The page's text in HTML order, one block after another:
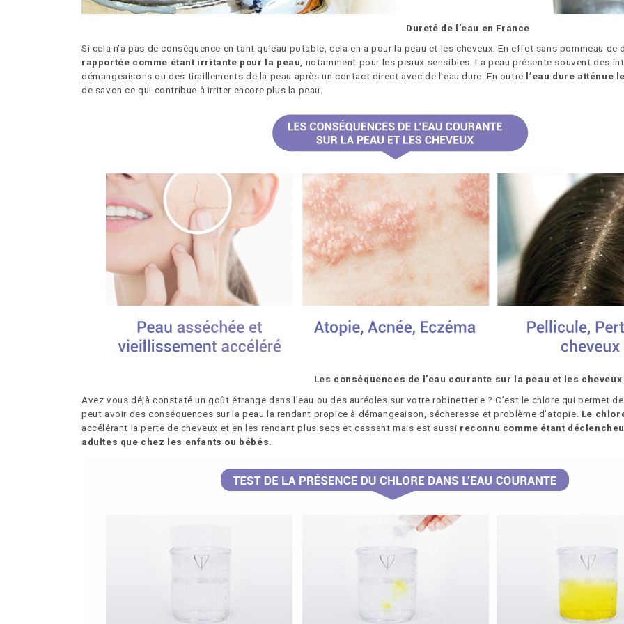
Dureté de l'eau en France
Si cela n’a pas de conséquence en tant qu’eau potable, cela en a pour la peau et les cheveux. En effet sans pommeau
rapportée comme étant irritante pour la peau, notamment pour les peaux sensibles. La peau présente souvent des
démangeaisons ou des tiraillements de la peau après un contact direct avec de l'eau dure. En outre l’eau dure atténue
de savon ce qui contribue à irriter encore plus la peau.
Les conséquences de l'eau courante sur la peau et les cheveux
Avez vous déjà constaté un goût étrange dans l'eau ou des auréoles sur votre robinetterie ? C’est le chlore qui permet
peut avoir des conséquences sur la peau la rendant propice à démangeaison, sécheresse et problème d’atopie. Le
accélérant la perte de cheveux et en les rendant plus secs et cassant mais est aussi reconnu comme étant
adultes que chez les enfants ou bébés.